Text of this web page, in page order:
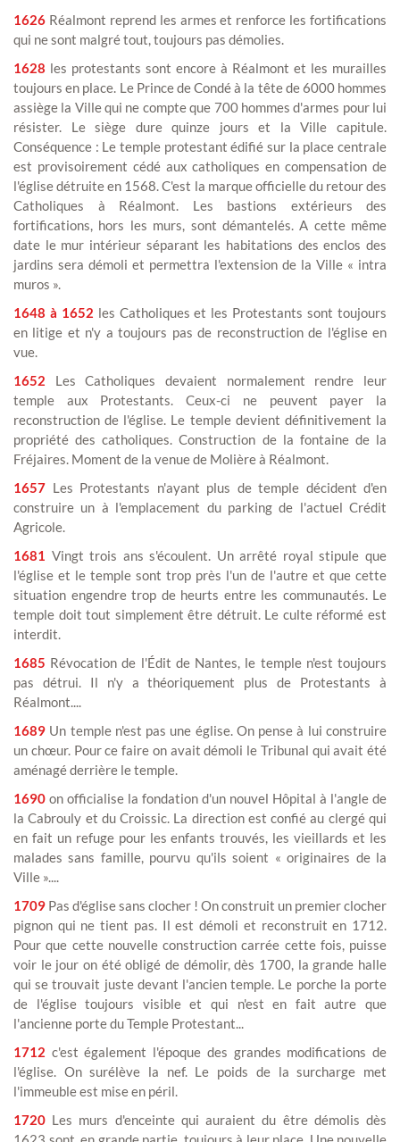
1626 Réalmont reprend les armes et renforce les fortifications
qui ne sont malgré tout, toujours pas démolies.
1628 les protestants sont encore à Réalmont et les murailles
toujours en place. Le Prince de Condé à la tête de 6000 hommes
assiège la Ville qui ne compte que 700 hommes d'armes pour lui
résister. Le siège dure quinze jours et la Ville capitule.
Conséquence : Le temple protestant édifié sur la place centrale
est provisoirement cédé aux catholiques en compensation de
l'église détruite en 1568. C'est la marque officielle du retour des
Catholiques à Réalmont. Les bastions extérieurs des
fortifications, hors les murs, sont démantelés. A cette même
date le mur intérieur séparant les habitations des enclos des
jardins sera démoli et permettra l'extension de la Ville « intra
muros ».
1648 à 1652 les Catholiques et les Protestants sont toujours
en litige et n'y a toujours pas de reconstruction de l'église en
vue.
1652 Les Catholiques devaient normalement rendre leur
temple aux Protestants. Ceux-ci ne peuvent payer la
reconstruction de l'église. Le temple devient définitivement la
propriété des catholiques. Construction de la fontaine de la
Fréjaires. Moment de la venue de Molière à Réalmont.
1657 Les Protestants n'ayant plus de temple décident d'en
construire un à l'emplacement du parking de l'actuel Crédit
Agricole.
1681 Vingt trois ans s'écoulent. Un arrêté royal stipule que
l'église et le temple sont trop près l'un de l'autre et que cette
situation engendre trop de heurts entre les communautés. Le
temple doit tout simplement être détruit. Le culte réformé est
interdit.
1685 Révocation de l'Édit de Nantes, le temple n'est toujours
pas détrui. Il n'y a théoriquement plus de Protestants à
Réalmont....
1689 Un temple n'est pas une église. On pense à lui construire
un chœur. Pour ce faire on avait démoli le Tribunal qui avait été
aménagé derrière le temple.
1690 on officialise la fondation d'un nouvel Hôpital à l'angle de
la Cabrouly et du Croissic. La direction est confié au clergé qui
en fait un refuge pour les enfants trouvés, les vieillards et les
malades sans famille, pourvu qu'ils soient « originaires de la
Ville »....
1709 Pas d'église sans clocher ! On construit un premier clocher
pignon qui ne tient pas. Il est démoli et reconstruit en 1712.
Pour que cette nouvelle construction carrée cette fois, puisse
voir le jour on été obligé de démolir, dès 1700, la grande halle
qui se trouvait juste devant l'ancien temple. Le porche la porte
de l'église toujours visible et qui n'est en fait autre que
l'ancienne porte du Temple Protestant...
1712 c'est également l'époque des grandes modifications de
l'église. On surélève la nef. Le poids de la surcharge met
l'immeuble est mise en péril.
1720 Les murs d'enceinte qui auraient du être démolis dès